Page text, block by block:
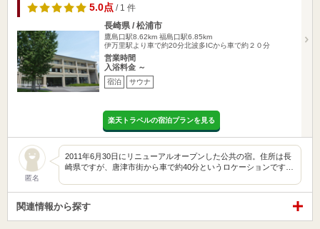
5.0点/ 1 件
長崎県 / 松浦市
鷹島口駅8.62km 福島口駅6.85km
伊万里駅より車で約20分北波多ICから車で約２０分
営業時間
入浴料金 ～
宿泊 サウナ
楽天トラベルの宿泊プランを見る
匿名
2011年6月30日にリニューアルオープンした公共の宿。住所は長
崎県ですが、唐津市街から車で約40分というロケーションです…
関連情報から探す